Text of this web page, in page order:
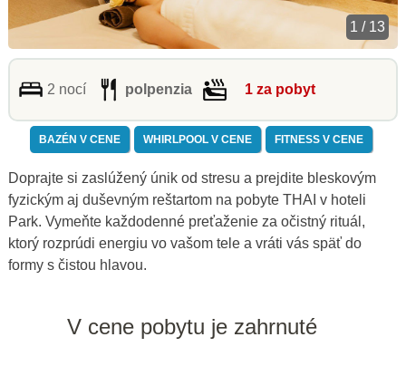
1 / 13
2 nocí polpenzia 1 za pobyt
BAZÉN V CENE WHIRLPOOL V CENE FITNESS V CENE
Doprajte si zaslúžený únik od stresu a prejdite bleskovým
fyzickým aj duševným reštartom na pobyte THAI v hoteli
Park. Vymeňte každodenné preťaženie za očistný rituál,
ktorý rozprúdi energiu vo vašom tele a vráti vás späť do
formy s čistou hlavou.
V cene pobytu je zahrnuté